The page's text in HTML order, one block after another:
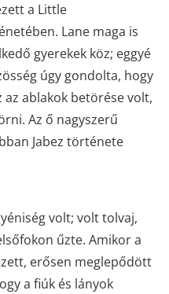
a Little
Lane maga is
gyerekek köz; eggyé
úgy gondolta, hogy
az ablakok betörése volt,
Az ő nagyszerű
Jabez története
volt; volt tolvaj,
űzte. Amikor a
erősen meglepődött
a fiúk és lányok